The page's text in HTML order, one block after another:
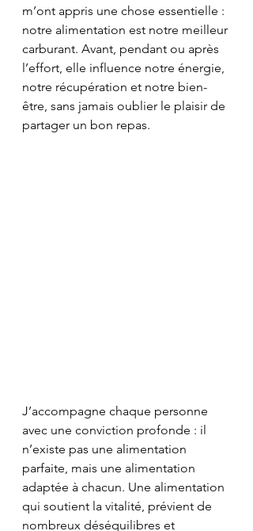
m’ont appris une chose essentielle :
notre alimentation est notre meilleur
carburant. Avant, pendant ou après
l’effort, elle influence notre énergie,
notre récupération et notre bien-
être, sans jamais oublier le plaisir de
partager un bon repas.
J’accompagne chaque personne
avec une conviction profonde : il
n’existe pas une alimentation
parfaite, mais une alimentation
adaptée à chacun. Une alimentation
qui soutient la vitalité, prévient de
nombreux déséquilibres et